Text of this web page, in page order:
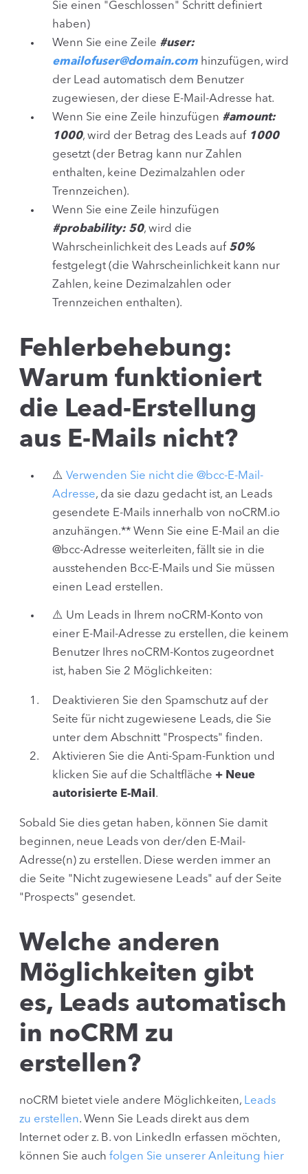
Sie einen "Geschlossen" Schritt definiert
haben)
Wenn Sie eine Zeile #user:
emailofuser@domain.com hinzufügen, wird
der Lead automatisch dem Benutzer
zugewiesen, der diese E-Mail-Adresse hat.
Wenn Sie eine Zeile hinzufügen #amount:
1000, wird der Betrag des Leads auf 1000
gesetzt (der Betrag kann nur Zahlen
enthalten, keine Dezimalzahlen oder
Trennzeichen).
Wenn Sie eine Zeile hinzufügen
#probability: 50, wird die
Wahrscheinlichkeit des Leads auf 50%
festgelegt (die Wahrscheinlichkeit kann nur
Zahlen, keine Dezimalzahlen oder
Trennzeichen enthalten).
Fehlerbehebung:
Warum funktioniert
die Lead-Erstellung
aus E-Mails nicht?
⚠️ Verwenden Sie nicht die @bcc-E-Mail-
Adresse, da sie dazu gedacht ist, an Leads
gesendete E-Mails innerhalb von noCRM.io
anzuhängen.** Wenn Sie eine E-Mail an die
@bcc-Adresse weiterleiten, fällt sie in die
ausstehenden Bcc-E-Mails und Sie müssen
einen Lead erstellen.
⚠️ Um Leads in Ihrem noCRM-Konto von
einer E-Mail-Adresse zu erstellen, die keinem
Benutzer Ihres noCRM-Kontos zugeordnet
ist, haben Sie 2 Möglichkeiten:
Deaktivieren Sie den Spamschutz auf der
Seite für nicht zugewiesene Leads, die Sie
unter dem Abschnitt "Prospects" finden.
Aktivieren Sie die Anti-Spam-Funktion und
klicken Sie auf die Schaltfläche + Neue
autorisierte E-Mail .
Sobald Sie dies getan haben, können Sie damit
beginnen, neue Leads von der/den E-Mail-
Adresse(n) zu erstellen. Diese werden immer an
die Seite "Nicht zugewiesene Leads" auf der Seite
"Prospects" gesendet.
Welche anderen
Möglichkeiten gibt
es, Leads automatisch
in noCRM zu
erstellen?
noCRM bietet viele andere Möglichkeiten, Leads
zu erstellen. Wenn Sie Leads direkt aus dem
Internet oder z. B. von LinkedIn erfassen möchten,
können Sie auch folgen Sie unserer Anleitung hier